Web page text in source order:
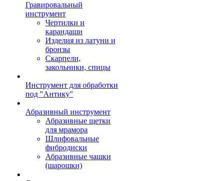
Гравировальный
инструмент
Чертилки и
карандаши
Изделия из латуни и
бронзы
Скарпели,
закольники, спицы
Инструмент для обработки
под "Антику"
Абразивный инструмент
Абразивные щетки
для мрамора
Шлифовальные
фибродиски
Абразивные чашки
(шарошки)